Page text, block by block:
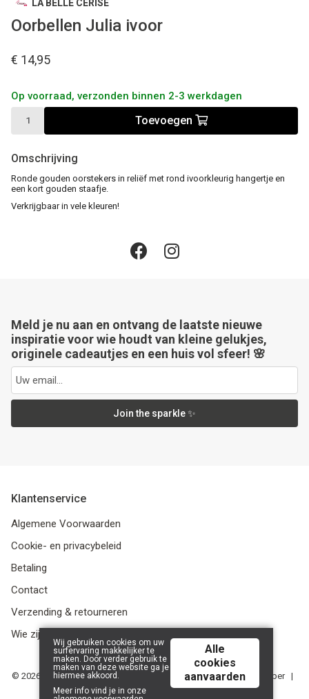
LA BELLE CERISE
Oorbellen Julia ivoor
€ 14,95
Op voorraad, verzonden binnen 2-3 werkdagen
Toevoegen
Omschrijving
Ronde gouden oorstekers in reliëf met rond ivoorkleurig hangertje en
een kort gouden staafje.
Verkrijgbaar in vele kleuren!
Meld je nu aan en ontvang de laatste nieuwe
inspiratie voor wie houdt van kleine gelukjes,
originele cadeautjes en een huis vol sfeer! 🌸
Join the sparkle ✨
Klantenservice
Algemene Voorwaarden
Cookie- en privacybeleid
Betaling
Contact
Verzending & retourneren
Wie zijn we?
© 2026 Media Service bv - BE 0438 614 796 - RPR Gent, afdeling Ieper |
Powered by
Tilroy.
Wij gebruiken cookies om uw
surfervaring makkelijker te
maken. Door verder gebruik te
maken van deze website ga je
hiermee akkoord.
Meer info vind je in onze
Alle
cookies
aanvaarden